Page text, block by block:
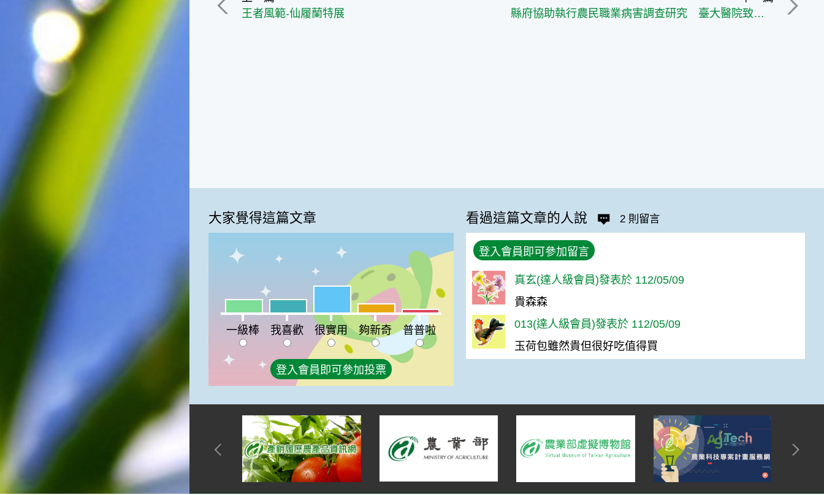
俗諺是這麼說的：「食福圓生
子生孫中狀元」，可見龍眼在
民間流傳的說法中是種有「福
氣」的水果喔！◎節氣生活在
這個節氣裡，最重要的節日就
是八月八日的父親節了。或許
因為父親節不一定逢到星期日
的關係，父親節在感覺上似乎
沒有母親節來得熱絡。不過，
父親為家庭付出的辛苦與努力
趁著一年一度的父親節，對爸
心意後，一定會非常高興的。
果打雷，對二期水稻的收成會
有不好的影響。所以對農夫而
喔！2.「六月秋，快溜溜；七
如果立秋這一天是在農曆六
月，則漁民的作業期會比較早
結束；如果「立秋日」在七
月，則天氣會持續穩定，今年
的捕魚季節就會比較長，而漁
民們的收入也會相對提高呢！
王者風範-仙履蘭特展
縣府協助執行農民職業病害調查研究 臺大醫院致贈縣府感謝狀
大家覺得這篇文章
我喜歡:20%
很實用:40%
夠新奇:14%普普啦:6%
一級棒
我喜歡 很實用 夠新奇 普普啦
登入會員即可參加投票
看過這篇文章的人說 2 則留言
登入會員即可參加留言
真玄(達人級會員)發表於 112/05/09
貴森森
013(達人級會員)發表於 112/05/09
玉荷包雖然貴但很好吃值得買